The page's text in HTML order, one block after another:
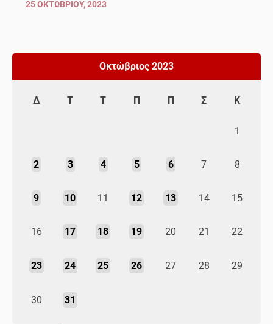
25 ΟΚΤΩΒΡΊΟΥ, 2023
Οκτώβριος 2023
Δ Τ Τ Π Π Σ Κ
1
2 3 4 5 6 7 8
9 10 11 12 13 14 15
16 17 18 19 20 21 22
23 24 25 26 27 28 29
30 31